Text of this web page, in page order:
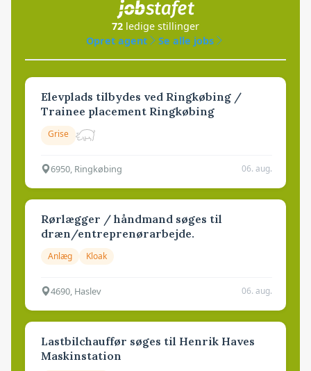
72 ledige stillinger
Opret agent
Se alle jobs
Elevplads tilbydes ved Ringkøbing /
Trainee placement Ringkøbing
Grise
6950, Ringkøbing 06. aug.
Rørlægger / håndmand søges til
dræn/entreprenørarbejde.
Anlæg Kloak
4690, Haslev 06. aug.
Lastbilchauffør søges til Henrik Haves
Maskinstation